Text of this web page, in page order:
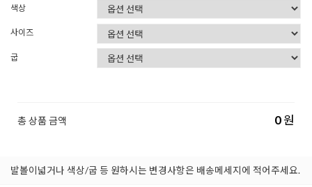
색상
사이즈
굽
총 상품 금액 0원
발볼이넓거나 색상/굽 등 원하시는 변경사항은 배송메세지에 적어주세요.